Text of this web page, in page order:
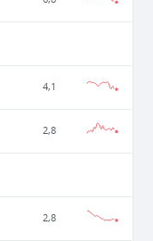
4,1
2,8
2,8